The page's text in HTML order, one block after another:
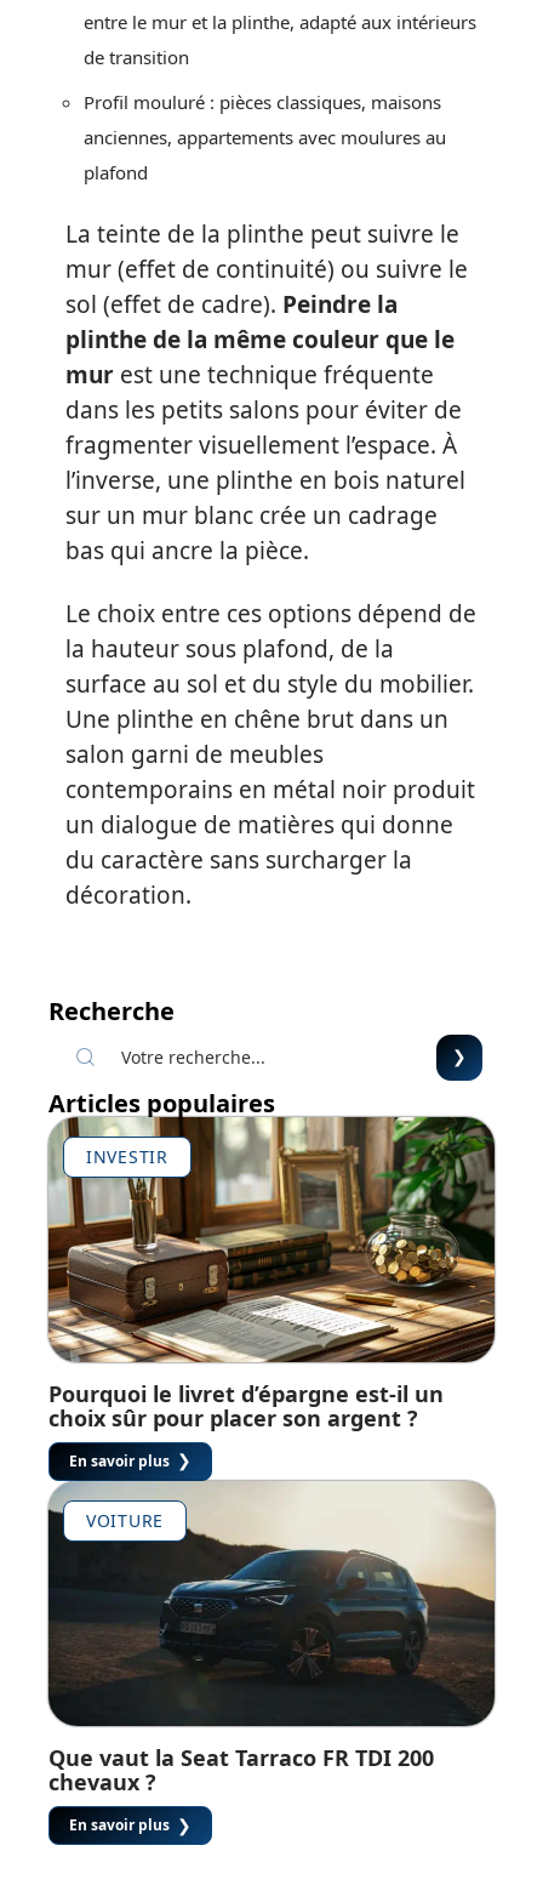
entre le mur et la plinthe, adapté aux intérieurs
de transition
Profil mouluré : pièces classiques, maisons
anciennes, appartements avec moulures au
plafond
La teinte de la plinthe peut suivre le
mur (effet de continuité) ou suivre le
sol (effet de cadre). Peindre la
plinthe de la même couleur que le
mur est une technique fréquente
dans les petits salons pour éviter de
fragmenter visuellement l’espace. À
l’inverse, une plinthe en bois naturel
sur un mur blanc crée un cadrage
bas qui ancre la pièce.
Le choix entre ces options dépend de
la hauteur sous plafond, de la
surface au sol et du style du mobilier.
Une plinthe en chêne brut dans un
salon garni de meubles
contemporains en métal noir produit
un dialogue de matières qui donne
du caractère sans surcharger la
décoration.
Recherche
Articles populaires
INVESTIR
Pourquoi le livret d’épargne est-il un
choix sûr pour placer son argent ?
En savoir plus
VOITURE
Que vaut la Seat Tarraco FR TDI 200
chevaux ?
En savoir plus